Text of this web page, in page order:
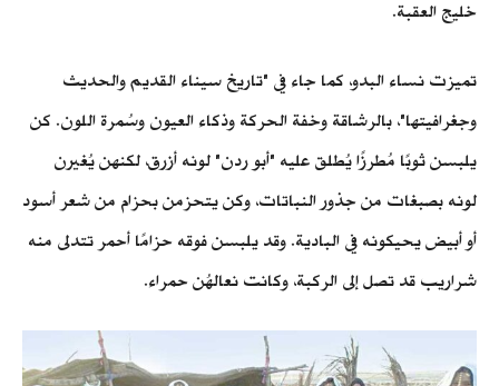
خليج العقبة.
تميزت نساء البدو، كما جاء في "تاريخ سيناء القديم والحديث
وجغرافيتها"، بالرشاقة وخفة الحركة وذكاء العيون وسُمرة اللون. كن
يلبسن ثوبًا مُطرزًا يُطلق عليه "أبو ردن" لونه أزرق، لكنهن يُغيرن
لونه بصبغات من جذور النباتات، وكن يتحزمن بحزام من شعر أسود
أو أبيض يحيكونه في البادية. وقد يلبسن فوقه حزامًا أحمر تتدلى منه
شراريب قد تصل إلى الركبة، وكانت نعالهُن حمراء.